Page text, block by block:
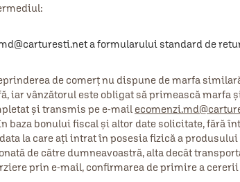
a formularului standard de
de comerţ nu dispune de marfa
iar vânzătorul este obligat să primească marfa
și transmis pe e-mail
baza bonului fiscal și altor date solicitate, fără
la care ați intrat în posesia fizică a
de către dumneavoastră, alta decât
prin e-mail, confirmarea de primire a cererii